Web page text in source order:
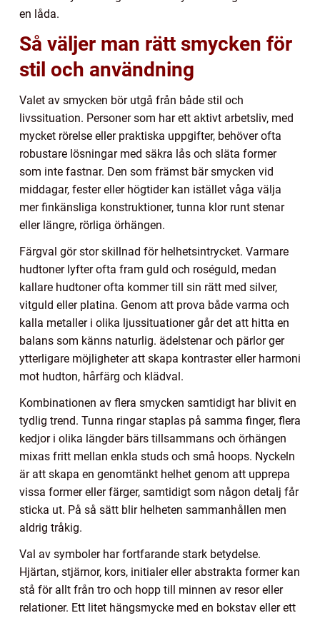
en låda.
Så väljer man rätt smycken för
stil och användning
Valet av smycken bör utgå från både stil och
livssituation. Personer som har ett aktivt arbetsliv, med
mycket rörelse eller praktiska uppgifter, behöver ofta
robustare lösningar med säkra lås och släta former
som inte fastnar. Den som främst bär smycken vid
middagar, fester eller högtider kan istället våga välja
mer finkänsliga konstruktioner, tunna klor runt stenar
eller längre, rörliga örhängen.
Färgval gör stor skillnad för helhetsintrycket. Varmare
hudtoner lyfter ofta fram guld och roséguld, medan
kallare hudtoner ofta kommer till sin rätt med silver,
vitguld eller platina. Genom att prova både varma och
kalla metaller i olika ljussituationer går det att hitta en
balans som känns naturlig. ädelstenar och pärlor ger
ytterligare möjligheter att skapa kontraster eller harmoni
mot hudton, hårfärg och klädval.
Kombinationen av flera smycken samtidigt har blivit en
tydlig trend. Tunna ringar staplas på samma finger, flera
kedjor i olika längder bärs tillsammans och örhängen
mixas fritt mellan enkla studs och små hoops. Nyckeln
är att skapa en genomtänkt helhet genom att upprepa
vissa former eller färger, samtidigt som någon detalj får
sticka ut. På så sätt blir helheten sammanhållen men
aldrig tråkig.
Val av symboler har fortfarande stark betydelse.
Hjärtan, stjärnor, kors, initialer eller abstrakta former kan
stå för allt från tro och hopp till minnen av resor eller
relationer. Ett litet hängsmycke med en bokstav eller ett